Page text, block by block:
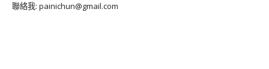
聯絡我: painichun@gmail.com